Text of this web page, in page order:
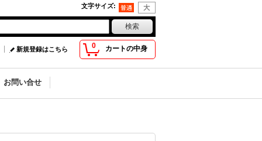
文字サイズ:
0 カートの中身
新規登録はこちら
お問い合せ